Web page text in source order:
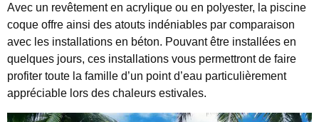
Avec un revêtement en acrylique ou en polyester, la piscine
coque offre ainsi des atouts indéniables par comparaison
avec les installations en béton. Pouvant être installées en
quelques jours, ces installations vous permettront de faire
profiter toute la famille d’un point d’eau particulièrement
appréciable lors des chaleurs estivales.